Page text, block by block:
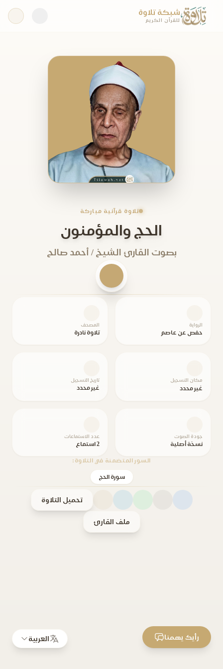
شبكة تلاوة
للقرآن الكريم
تلاوة قرآنية مباركة
الحج والمؤمنون
بصوت القارئ الشيخ / أحمد صالح
الرواية
حفص عن عاصم
المصحف
تلاوة نادرة
مكان التسجيل
غير محدد
تاريخ التسجيل
غير محدد
جودة الصوت
نسخة أصلية
عدد الاستماعات
2 استماع
السور المتضمنة في التلاوة:
سورة الحج
تحميل التلاوة
ملف القارئ
العربية رأيك يهمنا